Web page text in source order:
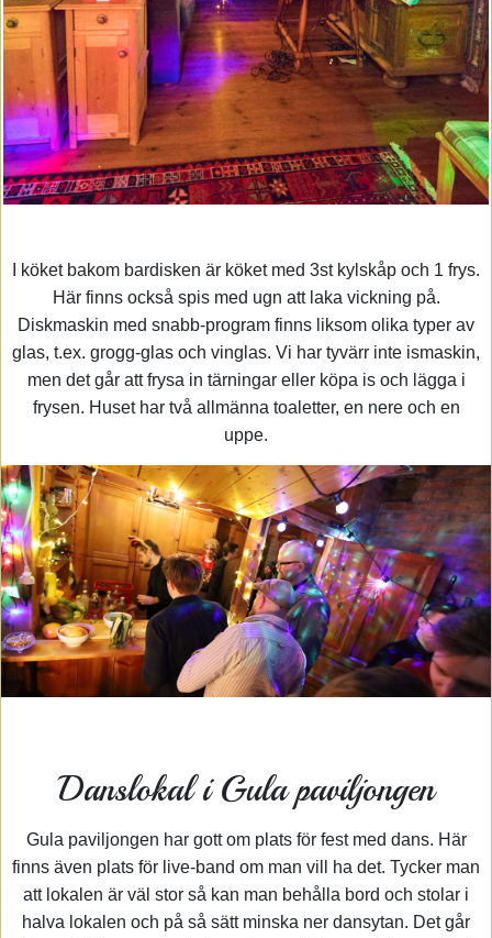
I köket bakom bardisken är köket med 3st kylskåp och 1 frys.
Här finns också spis med ugn att laka vickning på.
Diskmaskin med snabb-program finns liksom olika typer av
glas, t.ex. grogg-glas och vinglas. Vi har tyvärr inte ismaskin,
men det går att frysa in tärningar eller köpa is och lägga i
frysen. Huset har två allmänna toaletter, en nere och en
uppe.
Danslokal i Gula paviljongen
Gula paviljongen har gott om plats för fest med dans. Här
finns även plats för live-band om man vill ha det. Tycker man
att lokalen är väl stor så kan man behålla bord och stolar i
halva lokalen och på så sätt minska ner dansytan. Det går